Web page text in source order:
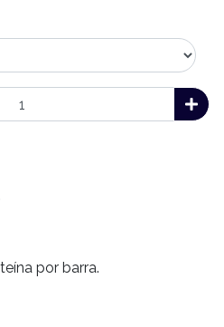
por barra.